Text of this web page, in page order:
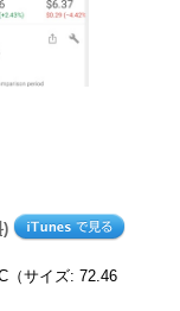
)
（サイズ: 72.46